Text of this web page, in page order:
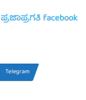
ಪ್ರಜಾಪ್ರಗತಿ facebook
Telegram